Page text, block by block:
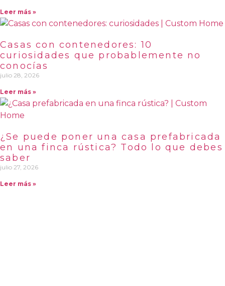
Leer más »
Casas con contenedores: 10
curiosidades que probablemente no
conocías
julio 28, 2026
Leer más »
¿Se puede poner una casa prefabricada
en una finca rústica? Todo lo que debes
saber
julio 27, 2026
Leer más »